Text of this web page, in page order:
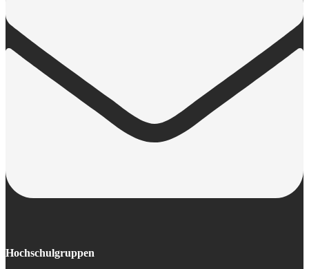
Hochschulgruppen